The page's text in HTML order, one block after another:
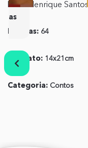
Klaus Henrique Santos
Páginas: 64
Formato: 14x21cm
Categoria: Contos